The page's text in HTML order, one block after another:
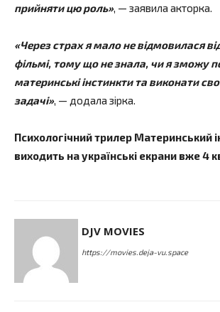
прийняти цю роль», — заявила акторка.
«Через страх я мало не відмовилася
фільмі, тому що не знала, чи я зможу
материнські інстинкти та виконати
задачі», — додала зірка.
Психологічний трилер Материнський
виходить на українські екрани вже 4
DJV MOVIES
https://movies.deja-vu.space